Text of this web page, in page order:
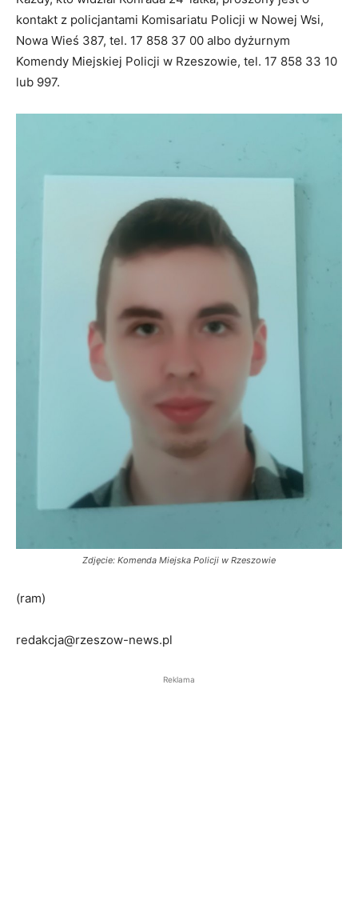
kontakt z policjantami Komisariatu Policji w Nowej Wsi,
Nowa Wieś 387, tel. 17 858 37 00 albo dyżurnym
Komendy Miejskiej Policji w Rzeszowie, tel. 17 858 33 10
lub 997.
Zdjęcie: Komenda Miejska Policji w Rzeszowie
(ram)
redakcja@rzeszow-news.pl
Reklama